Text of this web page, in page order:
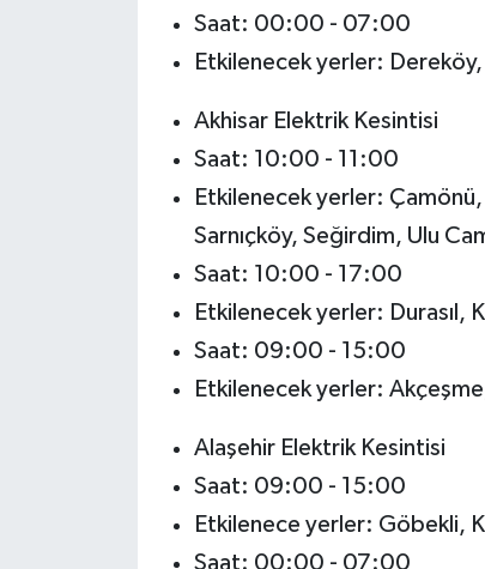
Saat: 00:00 - 07:00
Etkilenecek yerler: Dereköy,
Akhisar Elektrik Kesintisi
Saat: 10:00 - 11:00
Etkilenecek yerler:
Sarnıçköy, Seğirdim, Ulu
Saat: 10:00 - 17:00
Etkilenecek yerler: Durasıl,
Saat: 09:00 - 15:00
Etkilenecek yerler:
Alaşehir Elektrik Kesintisi
Saat: 09:00 - 15:00
Etkilenece yerler: Göbekli,
Saat: 00:00 - 07:00